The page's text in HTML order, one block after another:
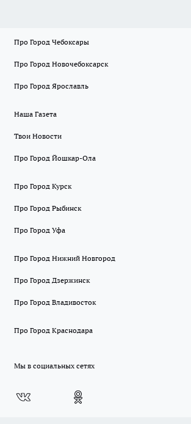
Про Город Чебоксары
Про Город Новочебоксарск
Про Город Ярославль
Наша Газета
Твои Новости
Про Город Йошкар-Ола
Про Город Курск
Про Город Рыбинск
Про Город Уфа
Про Город Нижний Новгород
Про Город Дзержинск
Про Город Владивосток
Про Город Краснодара
Мы в социальных сетях